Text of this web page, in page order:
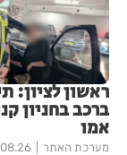
ראשון לציון:
ברכב בחניון
אמו
מערכת האתר